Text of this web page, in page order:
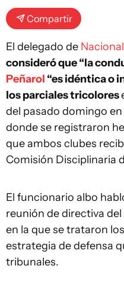
Compartir
El delegado de Nacional
consideró que “la
Peñarol “es idéntica o
los parciales tricolores
del pasado domingo
donde se registraron
que ambos clubes
Comisión Disciplinaria
El funcionario albo
reunión de directiva
en la que se trataron
estrategia de defensa
tribunales.